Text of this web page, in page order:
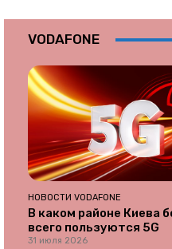
VODAFONE
НОВОСТИ VODAFONE
В каком районе Киева
всего пользуются 5G
31 июля 2026